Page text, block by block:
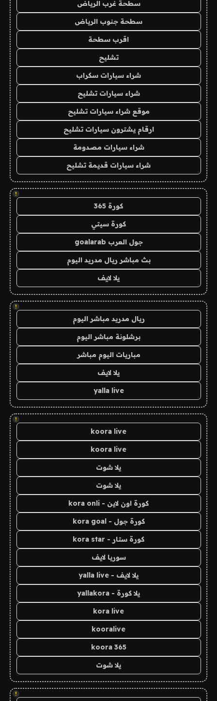
سطحة غرب الرياض
سطحة جنوب الرياض
اقرب سطحة
تشليح
شراء سيارات سكراب
شراء سيارات تشليح
موقع شراء سيارات تشليح
ارقام يشترون سيارات تشليح
شراء سيارات مصدومة
شراء سيارات قديمة تشليح
!
كورة 365
كورة سيتي
جول العرب goalarab
بث مباشر ريال مدريد اليوم
يلا لايف
!
ريال مدريد مباشر اليوم
برشلونة مباشر اليوم
مباريات اليوم مباشر
يلا لايف
yalla live
!
koora live
koora live
يلا شوت
يلا شوت
كورة اون لاين - kora onli
كورة جول - kora goal
كورة ستار - kora star
سوريا لايف
يلا لايف - yalla live
يلا كورة - yallakora
kora live
kooralive
koora 365
يلا شوت
!